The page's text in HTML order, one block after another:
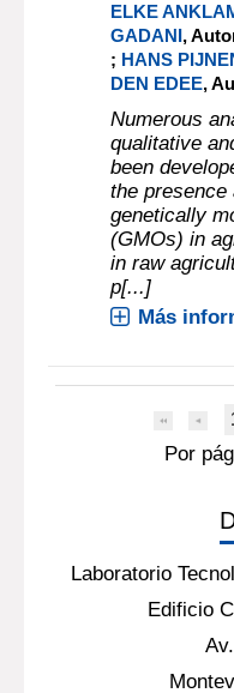
ELKE
GADANI,
; HANS
DEN EDEE,
Numerous
qualitative
been
the presence
genetically
(GMOs) in
in raw
p[...]
Más
Por
Laboratorio
Edificio